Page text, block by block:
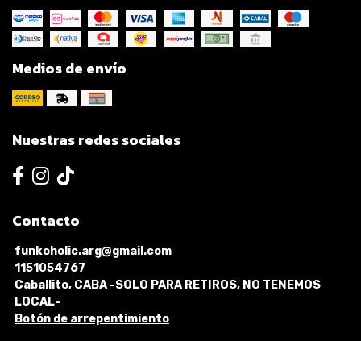
Medios de envío
Nuestras redes sociales
Contacto
funkoholic.arg@gmail.com
1151054767
Caballito, CABA -SOLO PARA RETIROS, NO TENEMOS
LOCAL-
Botón de arrepentimiento